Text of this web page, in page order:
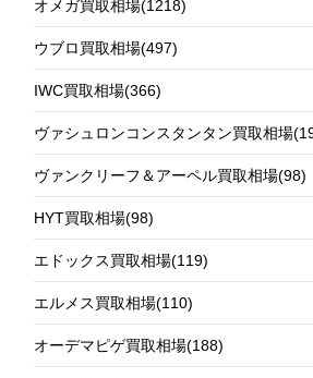
オメガ買取相場(1218)
ウブロ買取相場(497)
IWC買取相場(366)
ヴァシュロンコンスタンタン買取相場
ヴァンクリーフ＆アーペル買取相場(98)
HYT買取相場(98)
エドックス買取相場(119)
エルメス買取相場(110)
オーデマピゲ買取相場(188)